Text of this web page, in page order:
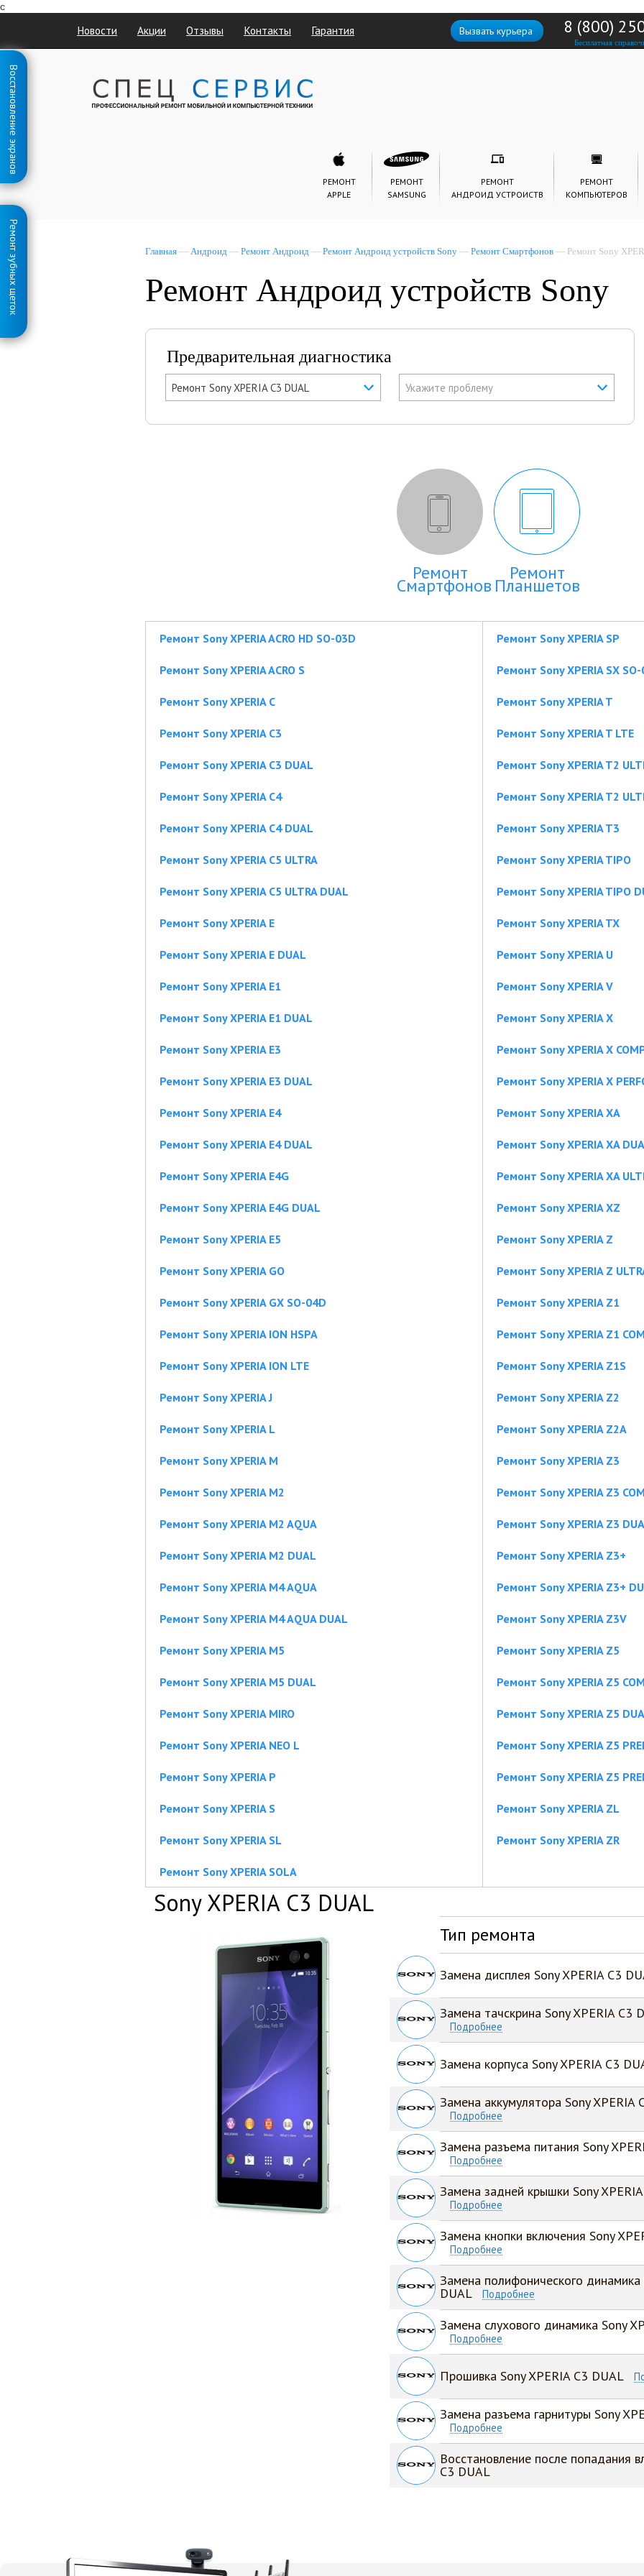
с
Восстановление экранов
Ремонт зубных щеток
Новости Акции Отзывы Контакты Гарантия 8 (800)
Бесплатная
Вызвать курьера
РЕМОНТ
APPLE
РЕМОНТ
SAMSUNG
РЕМОНТ
АНДРОИД УСТРОИСТВ
РЕМОНТ
КОМПЬЮТЕРОВ
Главная — Андроид — Ремонт Андроид — Ремонт Андроид устройств Sony — Ремонт Смартфонов — Ремонт Sony
Ремонт Андроид устройств Sony
Предварительная диагностика
Ремонт Sony XPERIA C3 DUAL Укажите проблему
Ремонт
Смартфонов
Ремонт
Планшетов
Ремонт Sony XPERIA ACRO HD SO-03D
Ремонт Sony XPERIA ACRO S
Ремонт Sony XPERIA C
Ремонт Sony XPERIA C3
Ремонт Sony XPERIA C3 DUAL
Ремонт Sony XPERIA C4
Ремонт Sony XPERIA C4 DUAL
Ремонт Sony XPERIA C5 ULTRA
Ремонт Sony XPERIA C5 ULTRA DUAL
Ремонт Sony XPERIA E
Ремонт Sony XPERIA E DUAL
Ремонт Sony XPERIA E1
Ремонт Sony XPERIA E1 DUAL
Ремонт Sony XPERIA E3
Ремонт Sony XPERIA E3 DUAL
Ремонт Sony XPERIA E4
Ремонт Sony XPERIA E4 DUAL
Ремонт Sony XPERIA E4G
Ремонт Sony XPERIA E4G DUAL
Ремонт Sony XPERIA E5
Ремонт Sony XPERIA GO
Ремонт Sony XPERIA GX SO-04D
Ремонт Sony XPERIA ION HSPA
Ремонт Sony XPERIA ION LTE
Ремонт Sony XPERIA J
Ремонт Sony XPERIA L
Ремонт Sony XPERIA M
Ремонт Sony XPERIA M2
Ремонт Sony XPERIA M2 AQUA
Ремонт Sony XPERIA M2 DUAL
Ремонт Sony XPERIA M4 AQUA
Ремонт Sony XPERIA M4 AQUA DUAL
Ремонт Sony XPERIA M5
Ремонт Sony XPERIA M5 DUAL
Ремонт Sony XPERIA MIRO
Ремонт Sony XPERIA NEO L
Ремонт Sony XPERIA P
Ремонт Sony XPERIA S
Ремонт Sony XPERIA SL
Ремонт Sony XPERIA SOLA
Ремонт Sony XPERIA SP
Ремонт Sony XPERIA SX
Ремонт Sony XPERIA T
Ремонт Sony XPERIA T LTE
Ремонт Sony XPERIA T2
Ремонт Sony XPERIA T2
Ремонт Sony XPERIA T3
Ремонт Sony XPERIA TIPO
Ремонт Sony XPERIA TIPO
Ремонт Sony XPERIA TX
Ремонт Sony XPERIA U
Ремонт Sony XPERIA V
Ремонт Sony XPERIA X
Ремонт Sony XPERIA X
Ремонт Sony XPERIA X
Ремонт Sony XPERIA XA
Ремонт Sony XPERIA XA
Ремонт Sony XPERIA XA
Ремонт Sony XPERIA XZ
Ремонт Sony XPERIA Z
Ремонт Sony XPERIA Z
Ремонт Sony XPERIA Z1
Ремонт Sony XPERIA Z1
Ремонт Sony XPERIA Z1S
Ремонт Sony XPERIA Z2
Ремонт Sony XPERIA Z2A
Ремонт Sony XPERIA Z3
Ремонт Sony XPERIA Z3
Ремонт Sony XPERIA Z3
Ремонт Sony XPERIA Z3+
Ремонт Sony XPERIA Z3+
Ремонт Sony XPERIA Z3V
Ремонт Sony XPERIA Z5
Ремонт Sony XPERIA Z5
Ремонт Sony XPERIA Z5
Ремонт Sony XPERIA Z5
Ремонт Sony XPERIA Z5
Ремонт Sony XPERIA ZL
Ремонт Sony XPERIA ZR
Sony XPERIA C3 DUAL
Тип ремонта
Замена дисплея Sony XPERIA C3
Замена тачскрина Sony XPERIA C3
Подробнее
Замена корпуса Sony XPERIA C3
Замена аккумулятора Sony XPERIA
Подробнее
Замена разъема питания Sony
Подробнее
Замена задней крышки Sony
Подробнее
Замена кнопки включения Sony
Подробнее
Замена полифонического динамика
DUAL Подробнее
Замена слухового динамика Sony
Подробнее
Прошивка Sony XPERIA C3 DUAL
Замена разъема гарнитуры Sony
Подробнее
Восстановление после попадания
C3 DUAL